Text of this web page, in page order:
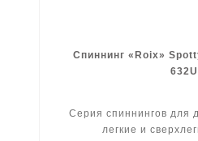
Спиннинг «Roix»
Серия спиннингов для
легкие и